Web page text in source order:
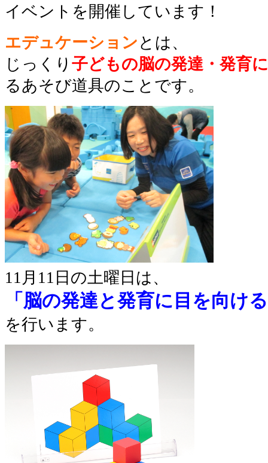
イベントを開催しています！
エデュケーション とは、
じっくり 子どもの脳の発達・発育
るあそび道具のことです。
11月11日の土曜日は、
「脳の発達と発育に目を向け
を行います。